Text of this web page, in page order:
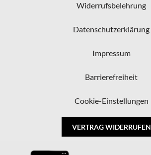
Widerrufsbelehrung
Datenschutzerklärung
Impressum
Barrierefreiheit
Cookie-Einstellungen
VERTRAG WIDERRUFEN